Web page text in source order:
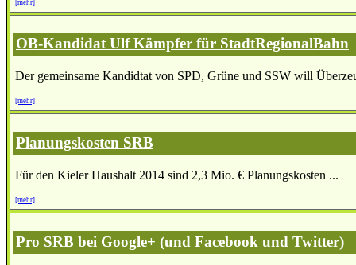
[mehr]
OB-Kandidat Ulf Kämpfer für StadtRegionalBahn
Der gemeinsame Kandidtat von SPD, Grüne und SSW will
[mehr]
Planungskosten SRB
Für den Kieler Haushalt 2014 sind 2,3 Mio. € Planungskosten ...
[mehr]
Pro SRB bei Google+ (und Facebook und Twitter)